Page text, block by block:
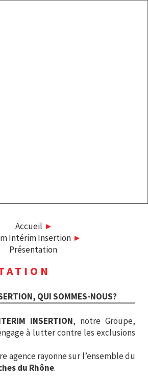
Accueil
Intérim Insertion
Présentation
QUI SOMMES-NOUS?
INSERTION, notre Groupe,
à lutter contre les exclusions
agence rayonne sur l’ensemble du
du Rhône.